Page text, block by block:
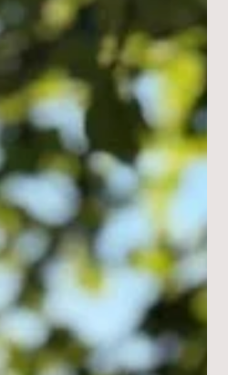
STADT 2026